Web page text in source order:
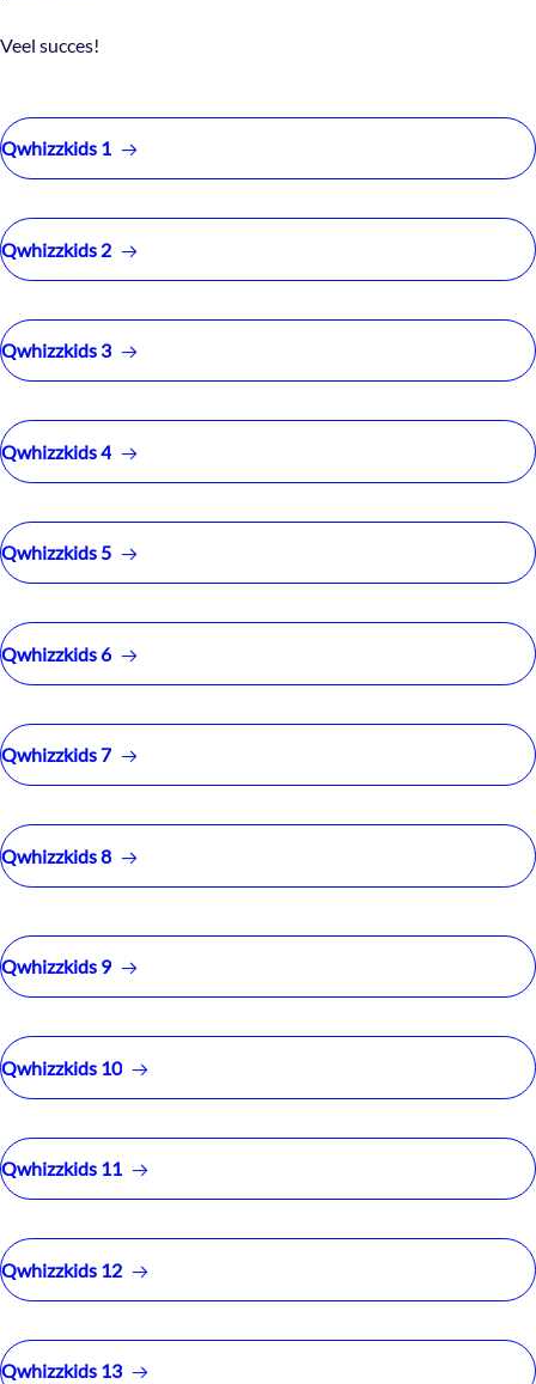
Veel succes!
Qwhizzkids 1
Qwhizzkids 2
Qwhizzkids 3
Qwhizzkids 4
Qwhizzkids 5
Qwhizzkids 6
Qwhizzkids 7
Qwhizzkids 8
Qwhizzkids 9
Qwhizzkids 10
Qwhizzkids 11
Qwhizzkids 12
Qwhizzkids 13